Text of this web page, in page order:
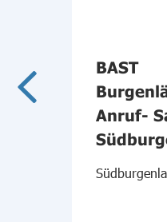
BAST
Anruf-